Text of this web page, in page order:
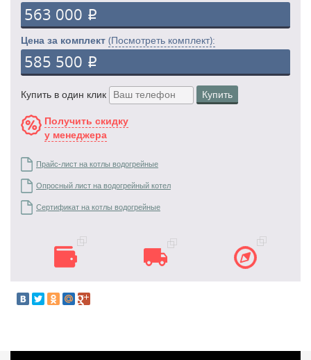
563 000 p
Цена за комплект (Посмотреть комплект):
585 500 p
Купить в один клик Купить
Получить скидку
у менеджера
Прайс-лист на котлы водогрейные
Опросный лист на водогрейный котел
Сертификат на котлы водогрейные